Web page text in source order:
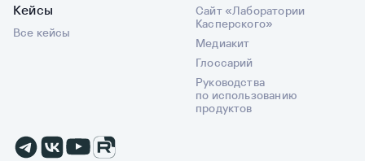
Кейсы
Все кейсы
Сайт «Лаборатории
Касперского»
Медиакит
Глоссарий
Руководства
по использованию
продуктов